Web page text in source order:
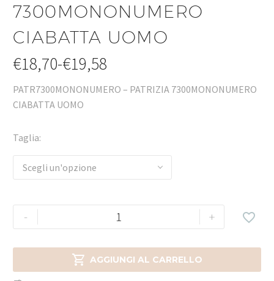
7300MONONUMERO
CIABATTA UOMO
€18,70-€19,58
PATR7300MONONUMERO – PATRIZIA 7300MONONUMERO
CIABATTA UOMO
Taglia
Scegli un'opzione
- +
 AGGIUNGI AL CARRELLO
